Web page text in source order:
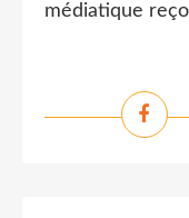
médiatique